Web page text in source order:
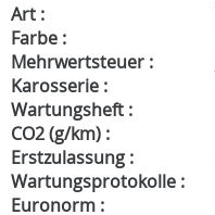
Art :
Farbe :
Mehrwertsteuer :
Karosserie :
Wartungsheft :
CO2 (g/km) :
Erstzulassung :
Wartungsprotokolle :
Euronorm :